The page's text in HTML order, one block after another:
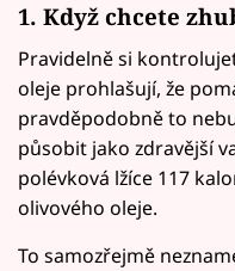
1. Když chcete
Pravidelně si
oleje prohlašují, že
pravděpodobně to
působit jako zdravější
polévková lžíce 117
olivového oleje.
To samozřejmě